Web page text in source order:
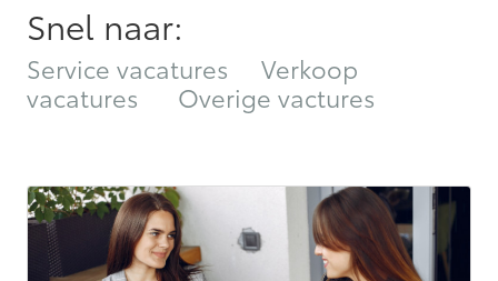
Snel naar:
Service vacatures
Verkoop
vacatures
Overige vactures